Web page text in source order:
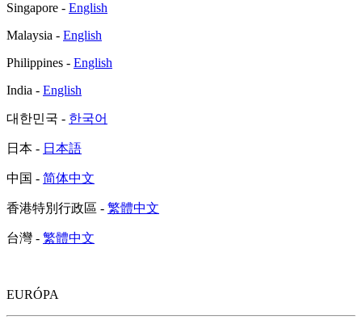
Singapore - English
Malaysia - English
Philippines - English
India - English
대한민국 - 한국어
日本 - 日本語
中国 - 简体中文
香港特別行政區 - 繁體中文
台灣 - 繁體中文
EURÓPA